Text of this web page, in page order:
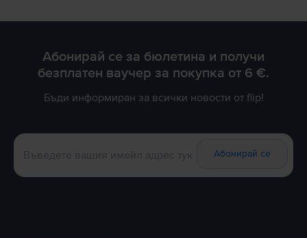
Абонирай се за бюлетина и получи
безплатен ваучер за покупка от 6 €.
Бъди информиран за всички новости от flip!
Абонирай се